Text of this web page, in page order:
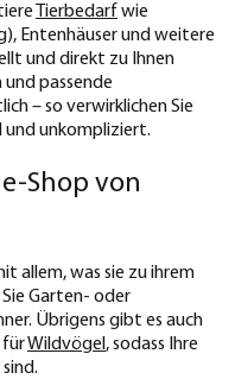
Tierbedarf wie
Entenhäuser und weitere
und direkt zu Ihnen
passende
– so verwirklichen Sie
und unkompliziert.
Shop von
allem, was sie zu ihrem
Garten- oder
Übrigens gibt es auch
fürWildvögel , sodass Ihre